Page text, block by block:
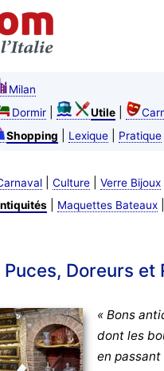
Milan
Dormir| Utile|
Shopping Lexique| Pratique
| Culture| Verre Bijoux|
| Maquettes Bateaux|
Doreurs et
« Bons
dont les
en passant